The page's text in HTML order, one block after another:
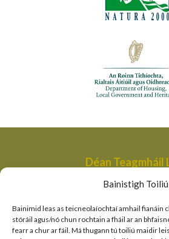
Bainistigh Toiliú
Bainimid leas as teicneolaíochtaí amhail fianáin
stóráil agus/nó chun rochtain a fháil ar an
fearr a chur ar fáil. Má thugann tú toiliú maidir
Déan Teagmháil
Aonad Bainistithe na
An Roinn Tithíochta, Rialtais Áitiúil
Bóthair an Bhaile
Loch Garman,